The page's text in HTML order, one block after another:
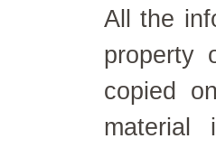
All the
property
copied
material